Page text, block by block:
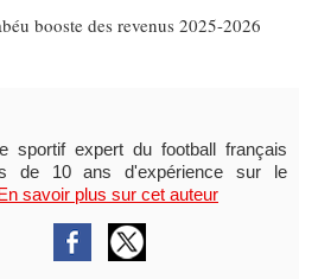
booste des revenus 2025-2026
sportif expert du football français
de 10 ans d'expérience sur le
savoir plus sur cet auteur